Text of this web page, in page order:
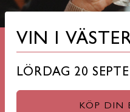
VIN I
LÖRDAG 20
KÖP DIN